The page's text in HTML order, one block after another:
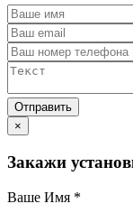
×
Закажи
Ваше Имя *